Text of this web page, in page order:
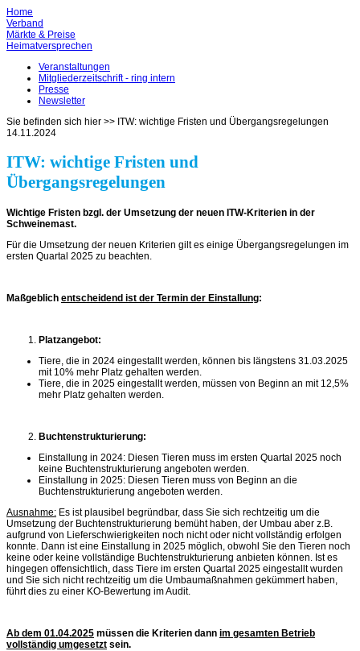
Home
Verband
Märkte & Preise
Heimatversprechen
Veranstaltungen
Mitgliederzeitschrift - ring intern
Presse
Newsletter
Sie befinden sich hier >> ITW: wichtige Fristen und Übergangsregelungen
14.11.2024
ITW: wichtige Fristen und
Übergangsregelungen
Wichtige Fristen bzgl. der Umsetzung der neuen ITW-Kriterien in der
Schweinemast.
Für die Umsetzung der neuen Kriterien gilt es einige Übergangsregelungen im
ersten Quartal 2025 zu beachten.
Maßgeblich entscheidend ist der Termin der Einstallung:
Platzangebot:
Tiere, die in 2024 eingestallt werden, können bis längstens 31.03.2025
mit 10% mehr Platz gehalten werden.
Tiere, die in 2025 eingestallt werden, müssen von Beginn an mit 12,5%
mehr Platz gehalten werden.
Buchtenstrukturierung:
Einstallung in 2024: Diesen Tieren muss im ersten Quartal 2025 noch
keine Buchtenstrukturierung angeboten werden.
Einstallung in 2025: Diesen Tieren muss von Beginn an die
Buchtenstrukturierung angeboten werden.
Ausnahme: Es ist plausibel begründbar, dass Sie sich rechtzeitig um die
Umsetzung der Buchtenstrukturierung bemüht haben, der Umbau aber z.B.
aufgrund von Lieferschwierigkeiten noch nicht oder nicht vollständig erfolgen
konnte. Dann ist eine Einstallung in 2025 möglich, obwohl Sie den Tieren noch
keine oder keine vollständige Buchtenstrukturierung anbieten können. Ist es
hingegen offensichtlich, dass Tiere im ersten Quartal 2025 eingestallt wurden
und Sie sich nicht rechtzeitig um die Umbaumaßnahmen gekümmert haben,
führt dies zu einer KO-Bewertung im Audit.
Ab dem 01.04.2025 müssen die Kriterien dann im gesamten Betrieb
vollständig umgesetzt sein.